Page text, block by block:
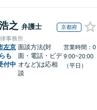
之 弁護士 京都府
事務所
左京
も
付中
面談方法(対
面・電話・ビデ
オなど)は応相
談
営業時間：0
9:00~20:00
（平日）